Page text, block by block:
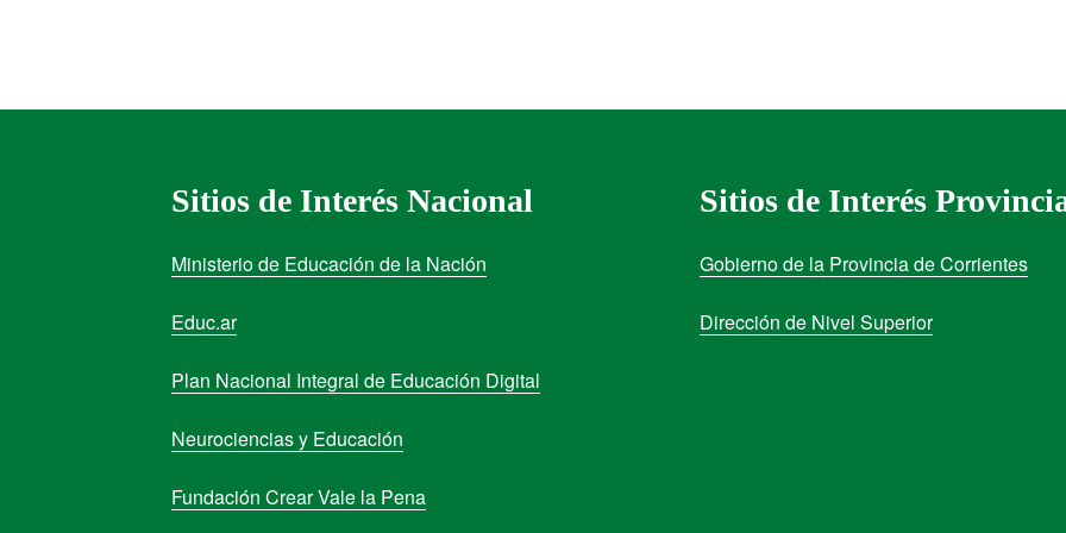
Sitios de Interés Nacional
Ministerio de Educación de la Nación
Educ.ar
Plan Nacional Integral de Educación Digital
Neurociencias y Educación
Fundación Crear Vale la Pena
Sitios de Interés
Gobierno de la Provincia de Corrientes
Dirección de Nivel Superior